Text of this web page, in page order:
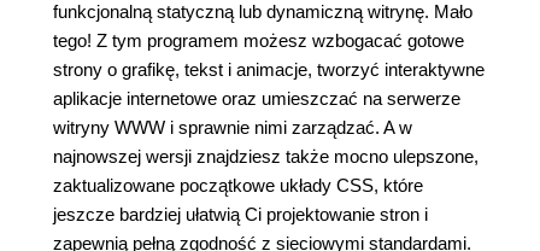
funkcjonalną statyczną lub dynamiczną witrynę. Mało
tego! Z tym programem możesz wzbogacać gotowe
strony o grafikę, tekst i animacje, tworzyć interaktywne
aplikacje internetowe oraz umieszczać na serwerze
witryny WWW i sprawnie nimi zarządzać. A w
najnowszej wersji znajdziesz także mocno ulepszone,
zaktualizowane początkowe układy CSS, które
jeszcze bardziej ułatwią Ci projektowanie stron i
zapewnią pełną zgodność z sieciowymi standardami.